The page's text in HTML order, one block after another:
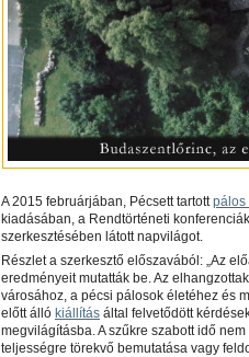
A 2015 februárjában, Pécsett tartottpálos
kiadásában, a Rendtörténeti
szerkesztésében látott napvilágot.
Részlet a szerkesztő előszavából: „Az
eredményeit mutatták be. Az
városához, a pécsi pálosok életéhez és
előtt álló kiállítás által felvetődött
megvilágításba. A szűkre szabott idő
teljességre törekvő bemutatása vagy